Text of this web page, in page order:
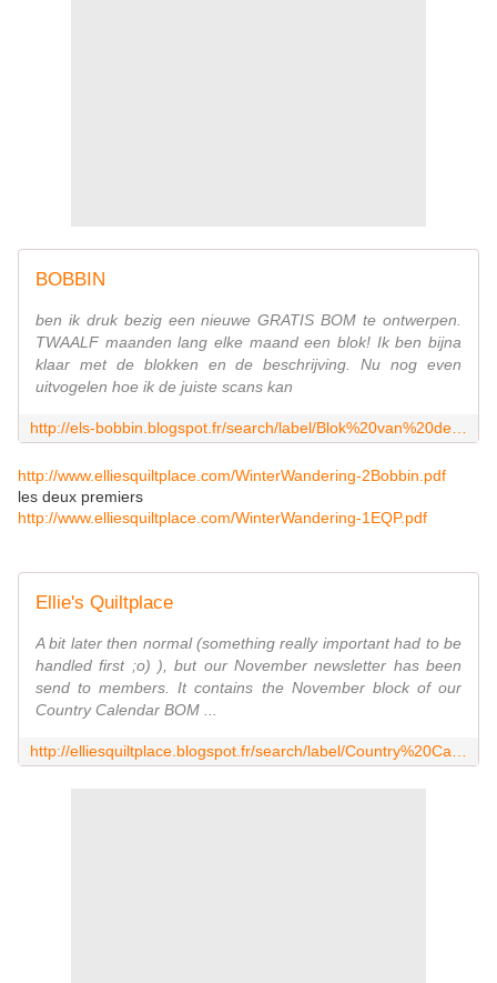
BOBBIN
ben ik druk bezig een nieuwe GRATIS BOM te ontwerpen.
TWAALF maanden lang elke maand een blok! Ik ben bijna
klaar met de blokken en de beschrijving. Nu nog even
uitvogelen hoe ik de juiste scans kan
http://www.elliesquiltplace.com/WinterWandering-2Bobbin.pdf
les deux premiers
http://www.elliesquiltplace.com/WinterWandering-1EQP.pdf
Ellie's Quiltplace
A bit later then normal (something really important had to be
handled first ;o) ), but our November newsletter has been
send to members. It contains the November block of our
Country Calendar BOM ...